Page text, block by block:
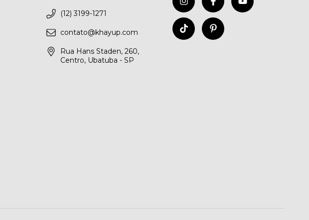
(12) 3199-1271
contato@khayup.com
Rua Hans Staden, 260,
Centro, Ubatuba - SP